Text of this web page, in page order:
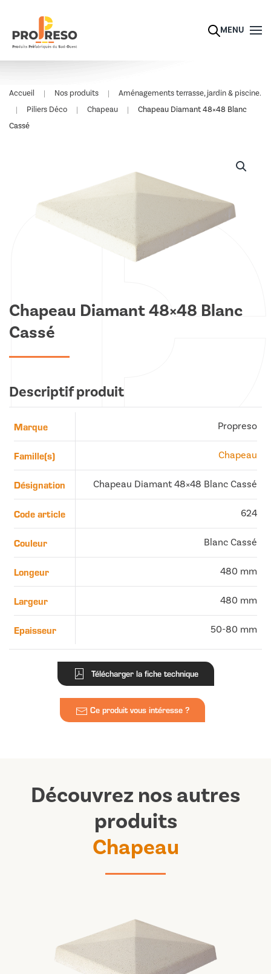
Skip to main content MENU
Accueil Nos produits
Aménagements terrasse, jardin & piscine.
Piliers Déco
Chapeau
Chapeau Diamant 48×48 Blanc
Cassé
Chapeau Diamant 48×48 Blanc
Cassé
Descriptif produit
Marque Propreso
Famille(s) Chapeau
Désignation Chapeau Diamant 48×48 Blanc Cassé
Code article 624
Couleur Blanc Cassé
Longeur 480 mm
Largeur 480 mm
Epaisseur 50-80 mm
Télécharger la fiche technique
Ce produit vous intéresse ?
Découvrez nos autres
produits
Chapeau